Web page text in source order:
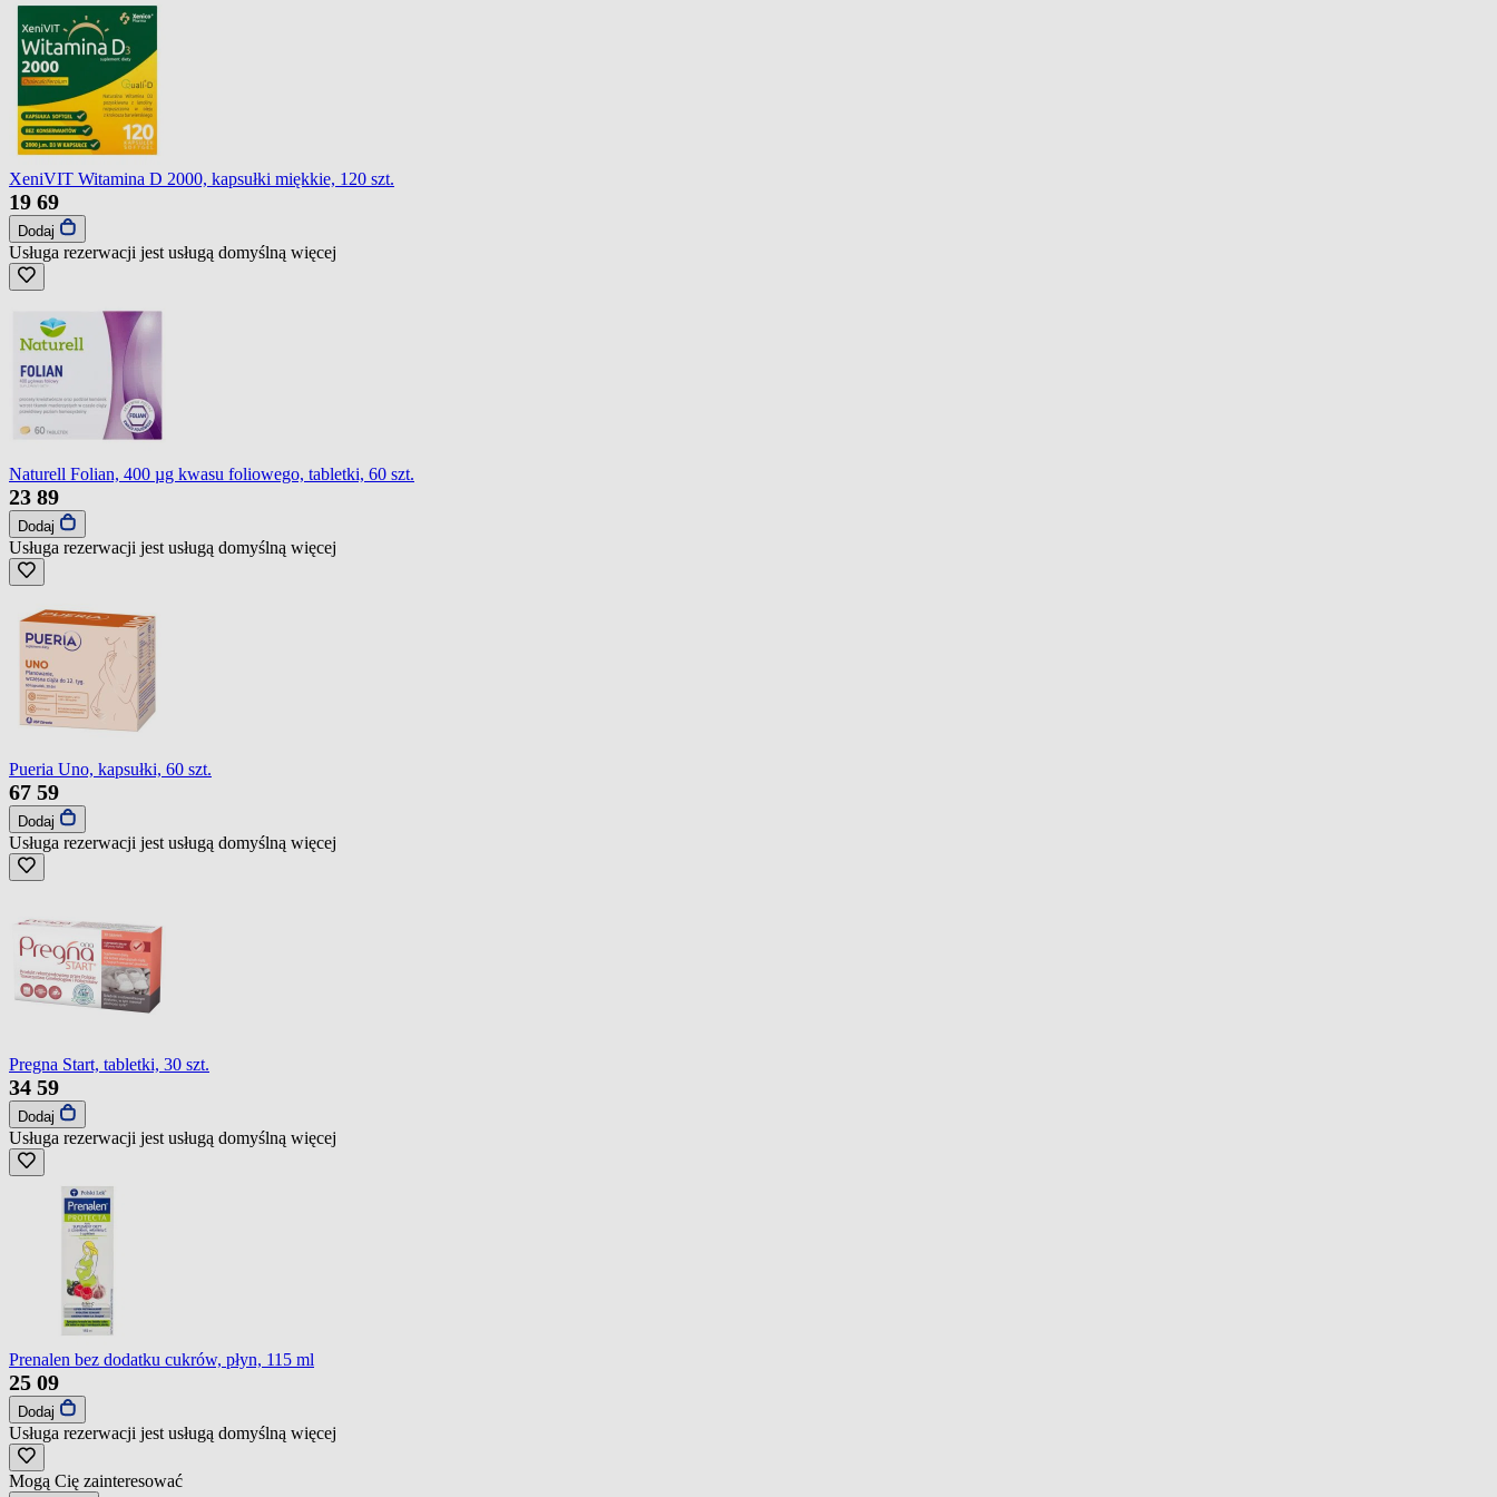
XeniVIT Witamina D 2000, kapsułki miękkie, 120 szt.
19 69
Dodaj
Usługa rezerwacji jest usługą domyślną więcej
Naturell Folian, 400 µg kwasu foliowego, tabletki, 60 szt.
23 89
Dodaj
Usługa rezerwacji jest usługą domyślną więcej
Pueria Uno, kapsułki, 60 szt.
67 59
Dodaj
Usługa rezerwacji jest usługą domyślną więcej
Pregna Start, tabletki, 30 szt.
34 59
Dodaj
Usługa rezerwacji jest usługą domyślną więcej
Prenalen bez dodatku cukrów, płyn, 115 ml
25 09
Dodaj
Usługa rezerwacji jest usługą domyślną więcej
Mogą Cię zainteresować